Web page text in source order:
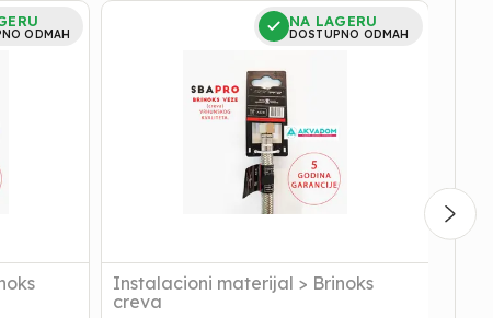
ODMAH
BRINOX
NA LAGERU
DOSTUPNO ODMAH
Instalacioni materijal > Brinoks
creva